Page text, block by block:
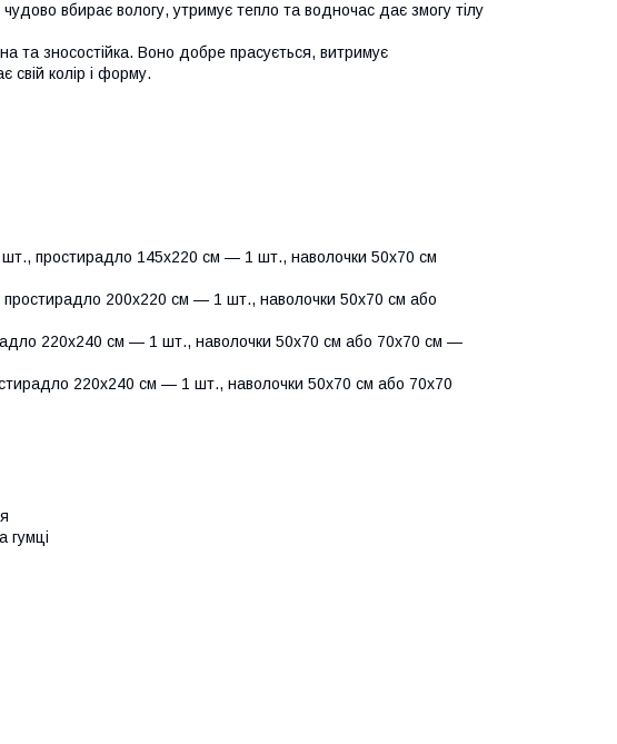
чудово вбирає вологу, утримує тепло та водночас дає змогу тілу
та зносостійка. Воно добре прасується, витримує
свій колір і форму.
простирадло 145х220 см — 1 шт., наволочки 50х70 см
200х220 см — 1 шт., наволочки 50х70 см або
220х240 см — 1 шт., наволочки 50х70 см або 70х70 см —
220х240 см — 1 шт., наволочки 50х70 см або 70х70
гумці